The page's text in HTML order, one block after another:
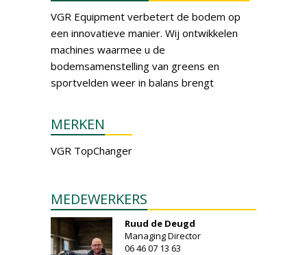
VGR Equipment verbetert de bodem op
een innovatieve manier. Wij ontwikkelen
machines waarmee u de
bodemsamenstelling van greens en
sportvelden weer in balans brengt
MERKEN
VGR TopChanger
MEDEWERKERS
Ruud de Deugd
Managing Director
06 46 07 13 63